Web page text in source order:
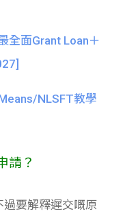
全面Grant Loan＋
NLSFT教學
請？
過要解釋遲交嘅原